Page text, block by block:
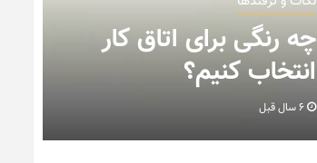
چیدمان خانه عروس بدانیم
+ تصویر